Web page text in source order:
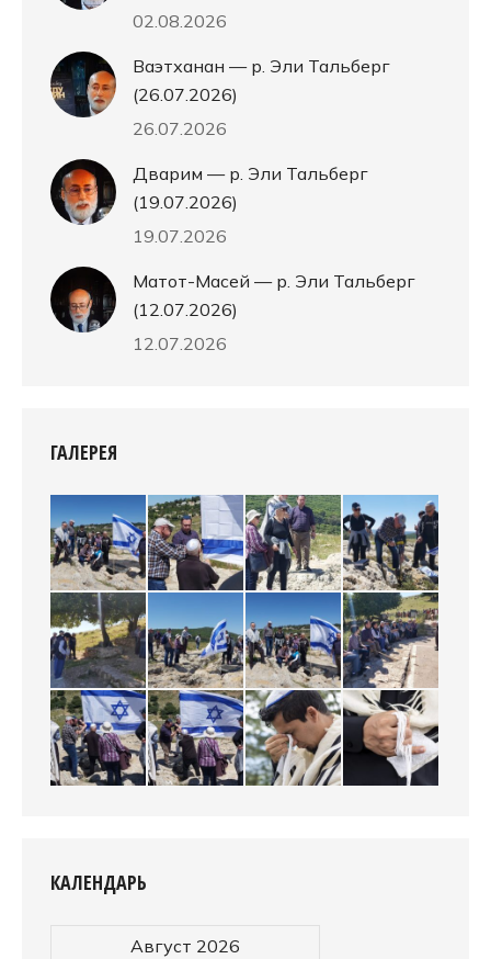
02.08.2026
Ваэтханан — р. Эли Тальберг
(26.07.2026)
26.07.2026
Дварим — р. Эли Тальберг
(19.07.2026)
19.07.2026
Матот-Масей — р. Эли Тальберг
(12.07.2026)
12.07.2026
ГАЛЕРЕЯ
КАЛЕНДАРЬ
Август 2026